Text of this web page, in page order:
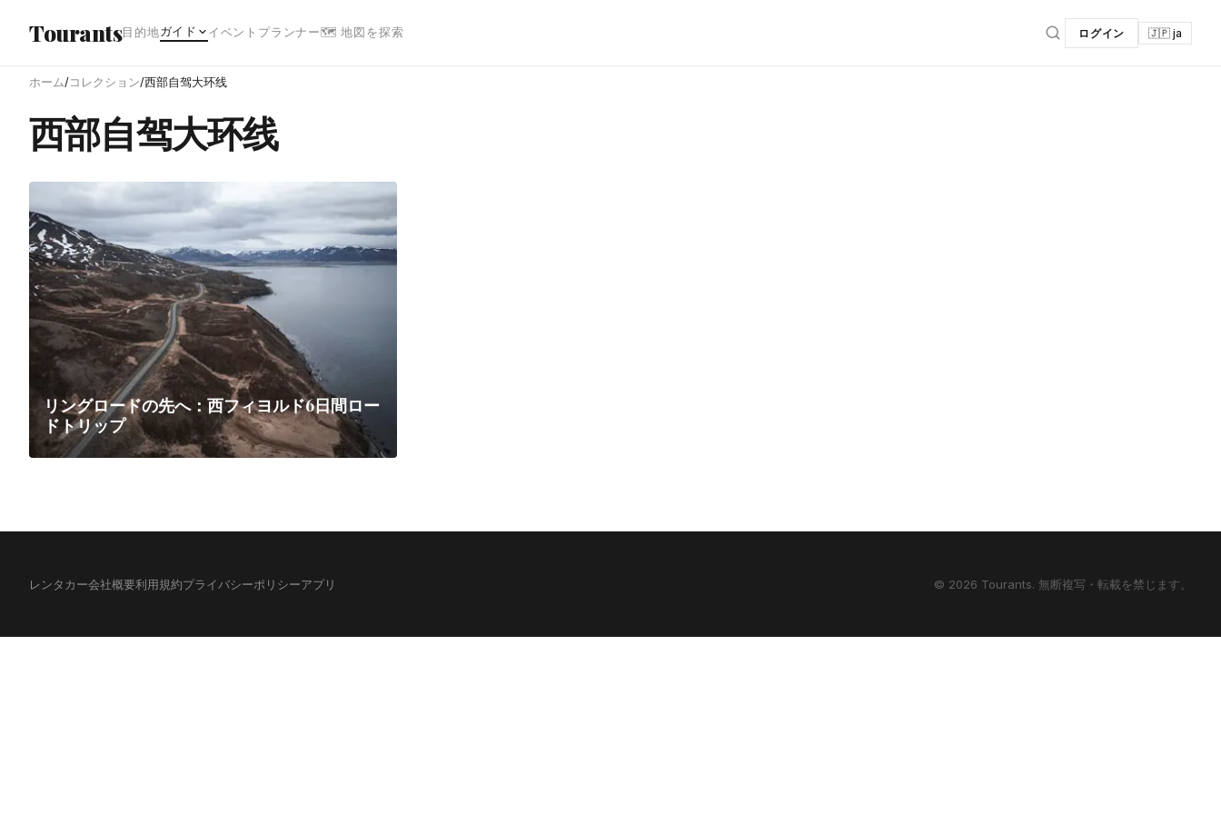
Tourants目的地ガイド イベント プランナー🗺 地図を探索 ログイン 🇯🇵 ja
ホーム/コレクション/西部自驾大环线
西部自驾大环线
リングロードの先へ：西フィヨルド6日間ロー
ドトリップ
レンタカー会社概要利用規約プライバシーポリシーアプリ © 2026 Tourants. 無断複写・転載を禁じます。